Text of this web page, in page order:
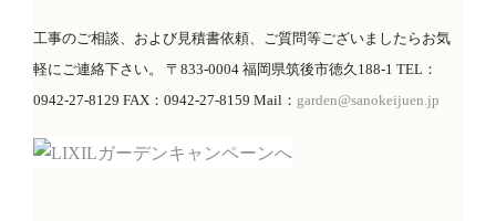
工事のご相談、および見積書依頼、ご質問等ございましたらお気
軽にご連絡下さい。 〒833-0004 福岡県筑後市徳久188-1 TEL：
0942-27-8129 FAX：0942-27-8159 Mail： garden@sanokeijuen.jp